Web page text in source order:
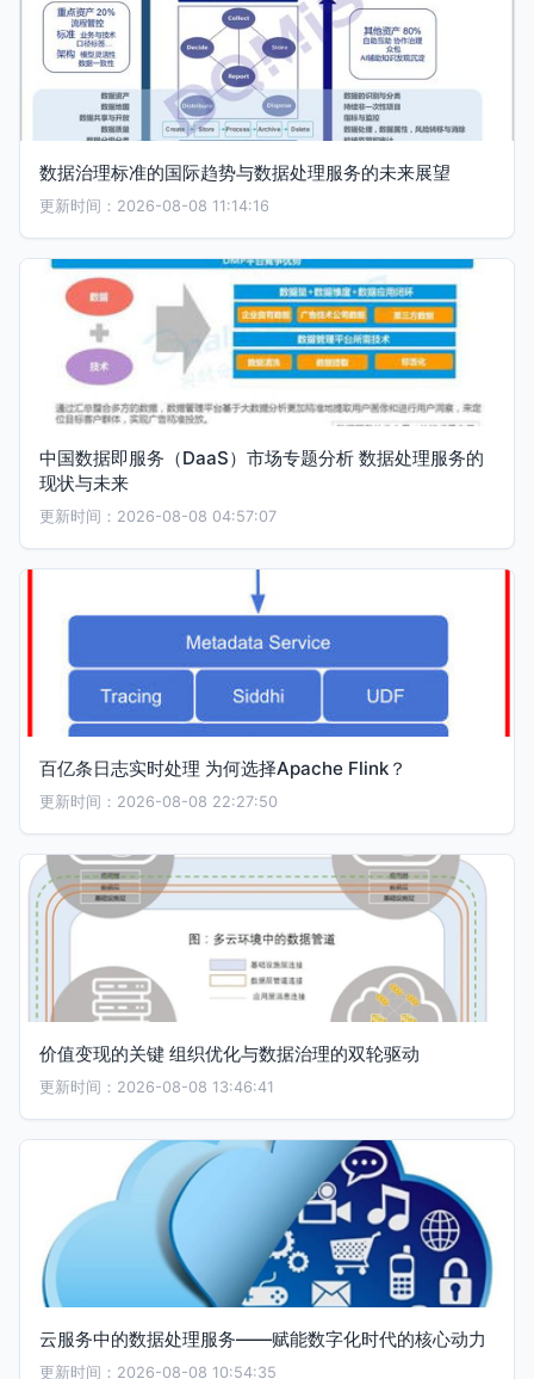
数据治理标准的国际趋势与数据处理服务的未来展望
更新时间：2026-08-08 11:14:16
中国数据即服务（DaaS）市场专题分析 数据处理服务的
现状与未来
更新时间：2026-08-08 04:57:07
百亿条日志实时处理 为何选择Apache Flink？
更新时间：2026-08-08 22:27:50
价值变现的关键 组织优化与数据治理的双轮驱动
更新时间：2026-08-08 13:46:41
云服务中的数据处理服务——赋能数字化时代的核心动力
更新时间：2026-08-08 10:54:35